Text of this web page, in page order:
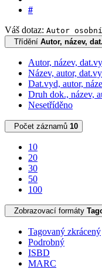
#
Váš dotaz: Autor
Třídění Autor, název,
Autor, název,
Název, autor,
Dat.vyd, autor,
Druh dok., název,
Nesetříděno
Počet záznamů 10
10
20
30
50
100
Zobrazovací formáty
Tagovaný zkrácený
Podrobný
ISBD
MARC